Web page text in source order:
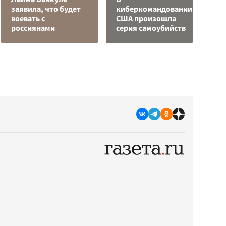
заявила, что будет
воевать с
россиянами
киберкомандовании
США произошла
серия самоубийств